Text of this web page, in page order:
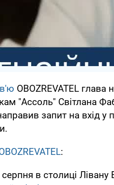
OBOZREVATEL
"Ассоль" Світлана
запит на вхід
:
в столиці Лівану